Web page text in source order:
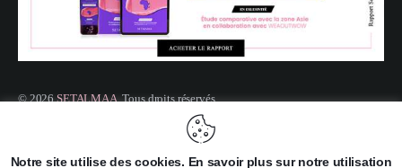
© 2026 SETALMAA . Tous droits réservés.
SYNAPTECH GROUP
Notre site utilise des cookies. En savoir plus sur notre utilisation